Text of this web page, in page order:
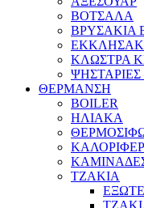
ΒΟΤΣΑΛΑ
ΒΡΥΣΑΚΙΑ
ΚΛΩΣΤΡΑ
ΘΕΡΜΑΝΣΗ
BOILER
ΗΛΙΑΚΑ
ΤΖΑΚΙΑ